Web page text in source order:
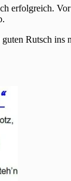
erfolgreich.
Rutsch ins